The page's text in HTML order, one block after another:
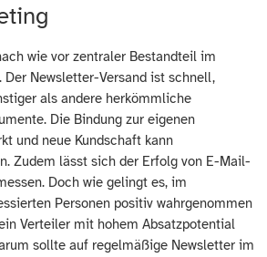
wie vor zentraler Bestandteil im
Newsletter-Versand ist schnell,
als andere herkömmliche
Die Bindung zur eigenen
und neue Kundschaft kann
Zudem lässt sich der Erfolg von E-Mail-
Doch wie gelingt es, im
Personen positiv wahrgenommen
Verteiler mit hohem Absatzpotential
sollte auf regelmäßige Newsletter im